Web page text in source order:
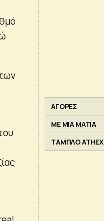
ΑΓΟΡΕΣ
ΜΕ ΜΙΑ ΜΑΤΙΑ
ΤΑΜΠΛΟ ATHEX